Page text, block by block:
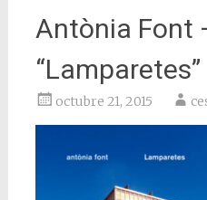
Antònia Font
“Lamparetes”
octubre 21, 2015